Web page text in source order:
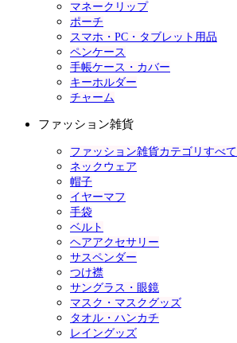
マネークリップ
ポーチ
スマホ・PC・タブレット用品
ペンケース
手帳ケース・カバー
キーホルダー
チャーム
ファッション雑貨
ファッション雑貨カテゴリすべて
ネックウェア
帽子
イヤーマフ
手袋
ベルト
ヘアアクセサリー
サスペンダー
つけ襟
サングラス・眼鏡
マスク・マスクグッズ
タオル・ハンカチ
レイングッズ